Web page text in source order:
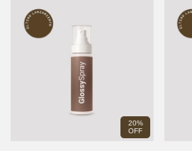
20%
OFF